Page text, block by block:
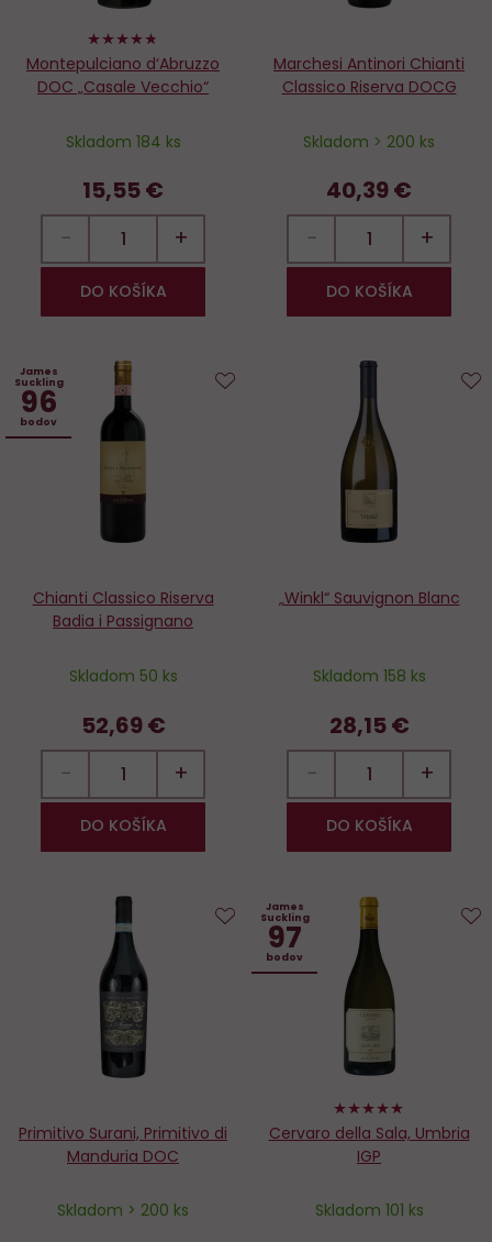
94%
Montepulciano d‘Abruzzo
DOC „Casale Vecchio“
Skladom 184 ks
15,55 €
− +
DO KOŠÍKA
Marchesi Antinori Chianti
Classico Riserva DOCG
Skladom > 200 ks
40,39 €
− +
DO KOŠÍKA
James
Suckling
96
bodov
Chianti Classico Riserva
Badia i Passignano
Skladom 50 ks
52,69 €
− +
DO KOŠÍKA
„Winkl“ Sauvignon Blanc
Skladom 158 ks
28,15 €
− +
DO KOŠÍKA
Primitivo Surani, Primitivo di
Manduria DOC
Skladom > 200 ks
obľúbených
James
Suckling
97
bodov
100%
Cervaro della Sala, Umbria
IGP
Skladom 101 ks